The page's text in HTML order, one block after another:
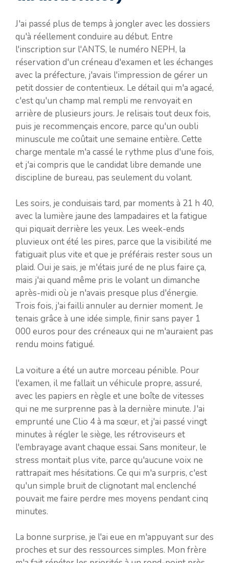
J'ai passé plus de temps à jongler avec les dossiers
qu'à réellement conduire au début. Entre
l'inscription sur l'ANTS, le numéro NEPH, la
réservation d'un créneau d'examen et les échanges
avec la préfecture, j'avais l'impression de gérer un
petit dossier de contentieux. Le détail qui m'a agacé,
c'est qu'un champ mal rempli me renvoyait en
arrière de plusieurs jours. Je relisais tout deux fois,
puis je recommençais encore, parce qu'un oubli
minuscule me coûtait une semaine entière. Cette
charge mentale m'a cassé le rythme plus d'une fois,
et j'ai compris que le candidat libre demande une
discipline de bureau, pas seulement du volant.
Les soirs, je conduisais tard, par moments à 21 h 40,
avec la lumière jaune des lampadaires et la fatigue
qui piquait derrière les yeux. Les week-ends
pluvieux ont été les pires, parce que la visibilité me
fatiguait plus vite et que je préférais rester sous un
plaid. Oui je sais, je m'étais juré de ne plus faire ça,
mais j'ai quand même pris le volant un dimanche
après-midi où je n'avais presque plus d'énergie.
Trois fois, j'ai failli annuler au dernier moment. Je
tenais grâce à une idée simple, finir sans payer 1
000 euros pour des créneaux qui ne m'auraient pas
rendu moins fatigué.
La voiture a été un autre morceau pénible. Pour
l'examen, il me fallait un véhicule propre, assuré,
avec les papiers en règle et une boîte de vitesses
qui ne me surprenne pas à la dernière minute. J'ai
emprunté une Clio 4 à ma sœur, et j'ai passé vingt
minutes à régler le siège, les rétroviseurs et
l'embrayage avant chaque essai. Sans moniteur, le
stress montait plus vite, parce qu'aucune voix ne
rattrapait mes hésitations. Ce qui m'a surpris, c'est
qu'un simple bruit de clignotant mal enclenché
pouvait me faire perdre mes moyens pendant cinq
minutes.
La bonne surprise, je l'ai eue en m'appuyant sur des
proches et sur des ressources simples. Mon frère